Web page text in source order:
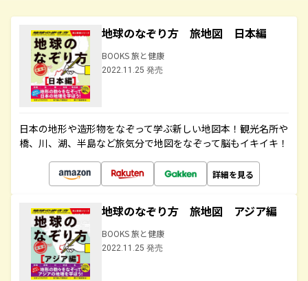
地球のなぞり方 旅地図 日本編
BOOKS 旅と健康
2022.11.25 発売
日本の地形や造形物をなぞって学ぶ新しい地図本！観光名所や
橋、川、湖、半島など旅気分で地図をなぞって脳もイキイキ！
詳細を見る
地球のなぞり方 旅地図 アジア編
BOOKS 旅と健康
2022.11.25 発売